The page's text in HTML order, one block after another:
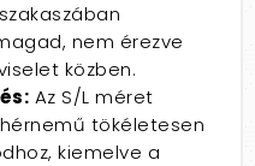
nem érezve
közben.
Az S/L méret
tökéletesen
kiemelve a